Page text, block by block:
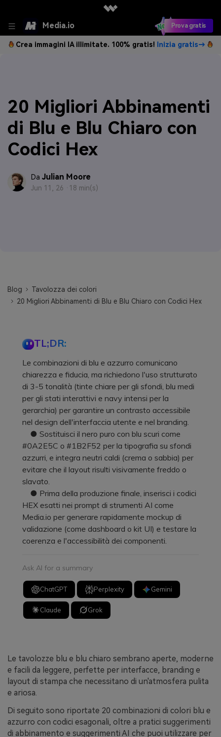
Media.io Prova gratis
Crea immagini IA illimitate. 100% gratis! Inizia gratis→
20 Migliori Abbinamenti
di Blu e Blu Chiaro con
Codici Hex
Da Julian Moore
Jun 11, 26 · 18 min(s)
Blog
Tavolozza dei colori
20 Migliori Abbinamenti di Blu e Blu Chiaro con Codici Hex
TL;DR:
Le combinazioni di blu e azzurro comunicano
chiarezza e fiducia, ma richiedono l'uso strutturato
di 3-5 tonalità (tinte chiare per gli sfondi, blu medi
per gli stati interattivi e navy intensi per la
gerarchia) per garantire un contrasto accessibile
nel design dell'interfaccia utente e nel branding.
● Sostituisci il nero puro con blu scuri come
#0A2E5C o #1B2F52 per la tipografia su sfondi
azzurri, e integra neutri caldi (crema o sabbia) per
evitare che il layout risulti visivamente freddo o
slavato.
● Prima della produzione finale, inserisci i codici
HEX esatti nei prompt di strumenti AI come
Media.io per generare rapidamente mockup di
validazione (come dashboard o kit UI) e testare la
coerenza e l'accessibilità dei componenti.
Ask AI for a summary
ChatGPT Perplexity Gemini
Claude Grok
Le tavolozze blu e blu chiaro sembrano aperte, moderne
e facili da leggere, perfette per interfacce, branding e
layout di stampa che necessitano di un'atmosfera pulita
e ariosa.
Di seguito sono riportate 20 combinazioni di colori blu e
azzurro con codici esagonali, oltre a pratici suggerimenti
di abbinamento e suggerimenti AI che puoi utilizzare per